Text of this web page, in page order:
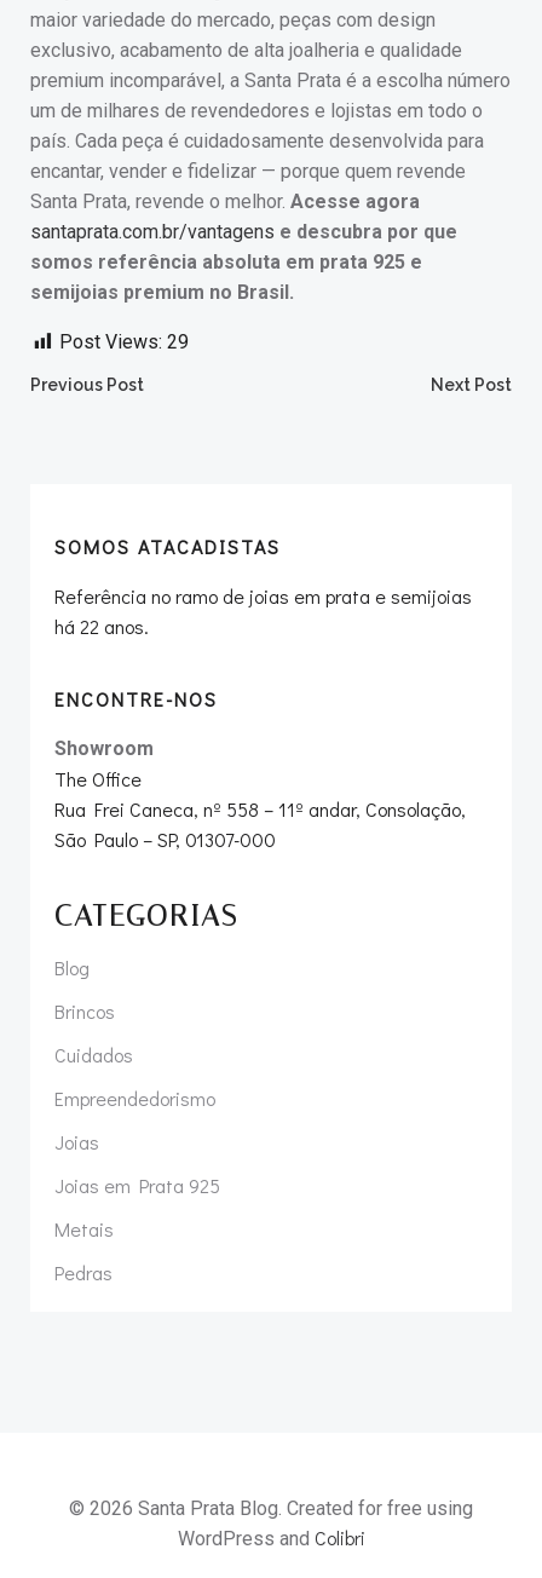
maior variedade do mercado, peças com design
exclusivo, acabamento de alta joalheria e qualidade
premium incomparável, a Santa Prata é a escolha número
um de milhares de revendedores e lojistas em todo o
país. Cada peça é cuidadosamente desenvolvida para
encantar, vender e fidelizar — porque quem revende
Santa Prata, revende o melhor. Acesse agora
santaprata.com.br/vantagens e descubra por que
somos referência absoluta em prata 925 e
semijoias premium no Brasil.
Post Views: 29
Post
Previous Post Next Post
SOMOS ATACADISTAS
Referência no ramo de joias em prata e semijoias
há 22 anos.
ENCONTRE-NOS
Showroom
The Office
Rua Frei Caneca, nº 558 – 11º andar, Consolação,
São Paulo – SP, 01307-000
CATEGORIAS
Blog
Brincos
Cuidados
Empreendedorismo
Joias
Joias em Prata 925
Metais
Pedras
© 2026 Santa Prata Blog. Created for free using
WordPress and Colibri